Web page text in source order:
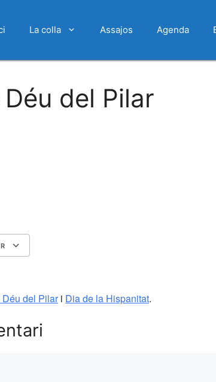
La colla Assajos Agenda
del Pilar
Déu del Pilari Dia de la Hispanitat.